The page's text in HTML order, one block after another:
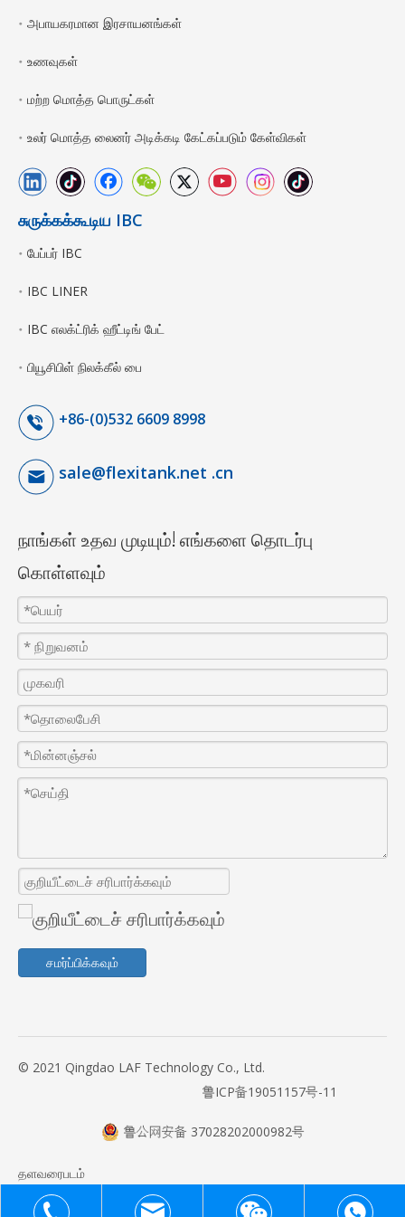
அபாயகரமான இரசாயனங்கள்
உணவுகள்
மற்ற மொத்த பொருட்கள்
உலர் மொத்த லைனர் அடிக்கடி கேட்கப்படும் கேள்விகள்
சுருக்கக்கூடிய IBC
பேப்பர் IBC
IBC LINER
IBC எலக்ட்ரிக் ஹீட்டிங் பேட்
பியூசிபிள் நிலக்கீல் பை
+86-(0)532 6609 8998
sale@flexitank.net .cn
நாங்கள் உதவ முடியும்! எங்களை தொடர்பு
கொள்ளவும்
சமர்ப்பிக்கவும்
© 2021 Qingdao LAF Technology Co., Ltd.
鲁ICP备19051157号-11
鲁公网安备 37028202000982号
தளவரைபடம்